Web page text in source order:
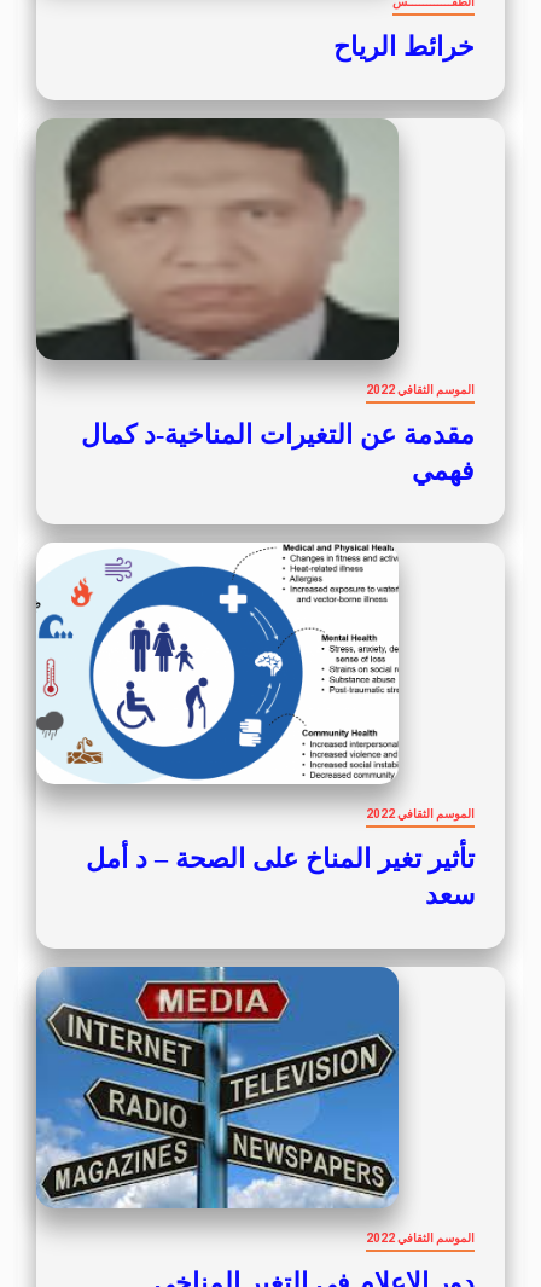
خرائط الرياح
الموسم الثقافي 2022
مقدمة عن التغيرات المناخية-د كمال
فهمي
الموسم الثقافي 2022
تأثير تغير المناخ على الصحة – د أمل
سعد
الموسم الثقافي 2022